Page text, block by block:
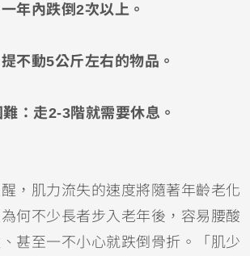
年內跌倒2次以上。
不動5公斤左右的物品。
：走2-3階就需要休息。
，肌力流失的速度將隨著年齡老化
何不少長者步入老年後，容易腰酸
甚至一不小心就跌倒骨折。「肌少